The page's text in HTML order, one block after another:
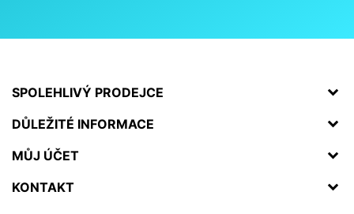
SPOLEHLIVÝ PRODEJCE
DŮLEŽITÉ INFORMACE
MŮJ ÚČET
KONTAKT